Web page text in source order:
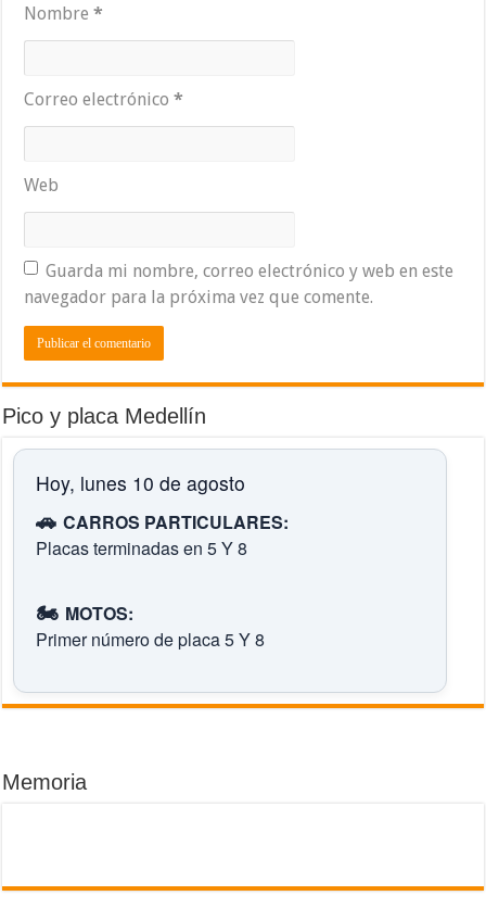
Nombre*
Correo electrónico*
Web
Guarda mi nombre, correo electrónico y web en este
navegador para la próxima vez que comente.
Pico y placa Medellín
Hoy, lunes 10 de agosto
🚗 CARROS PARTICULARES:
Placas terminadas en 5 Y 8
🏍️ MOTOS:
Primer número de placa 5 Y 8
Memoria